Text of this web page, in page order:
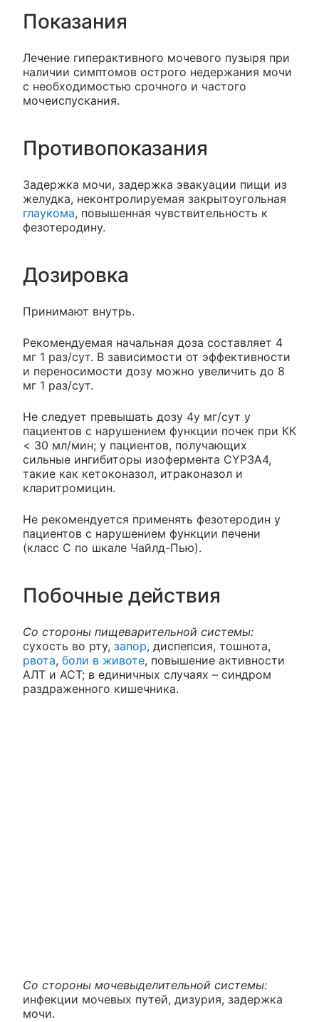
Показания
Лечение гиперактивного мочевого пузыря при
наличии симптомов острого недержания мочи
с необходимостью срочного и частого
мочеиспускания.
Противопоказания
Задержка мочи, задержка эвакуации пищи из
желудка, неконтролируемая закрытоугольная
глаукома, повышенная чувствительность к
фезотеродину.
Дозировка
Принимают внутрь.
Рекомендуемая начальная доза составляет 4
мг 1 раз/сут. В зависимости от эффективности
и переносимости дозу можно увеличить до 8
мг 1 раз/сут.
Не следует превышать дозу 4у мг/сут у
пациентов с нарушением функции почек при КК
< 30 мл/мин; у пациентов, получающих
сильные ингибиторы изофермента CYP3A4,
такие как кетоконазол, итраконазол и
кларитромицин.
Не рекомендуется применять фезотеродин у
пациентов с нарушением функции печени
(класс С по шкале Чайлд-Пью).
Побочные действия
Со стороны пищеварительной системы:
сухость во рту, запор, диспепсия, тошнота,
рвота, боли в животе, повышение активности
АЛТ и АСТ; в единичных случаях – синдром
раздраженного кишечника.
Со стороны мочевыделительной системы:
инфекции мочевых путей, дизурия, задержка
мочи.